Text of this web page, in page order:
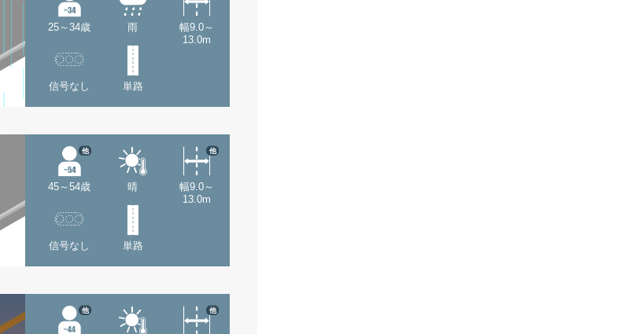
25～34歳 雨
幅9.0～
13.0m
信号なし 単路
45～54歳
他
晴
幅9.0～
13.0m
他
信号なし 単路
他 他